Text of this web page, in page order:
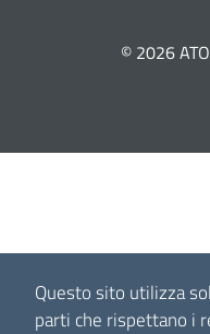
Questo sito utilizza
parti che rispettano i
© 2026